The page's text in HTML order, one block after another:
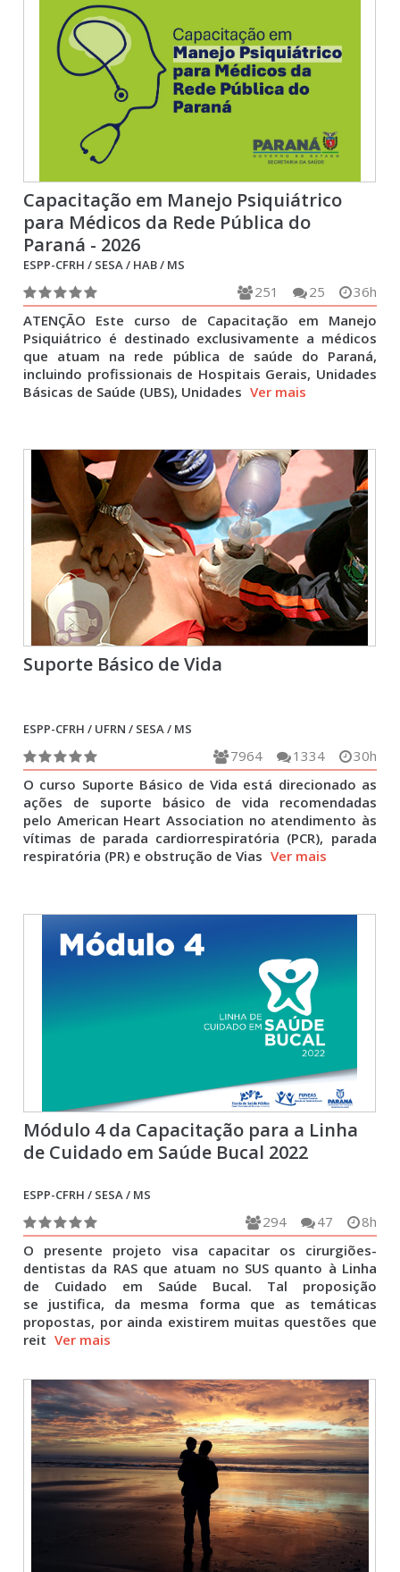
Capacitação em Manejo Psiquiátrico
para Médicos da Rede Pública do
Paraná - 2026
ESPP-CFRH / SESA / HAB / MS
36h
25
251
ATENÇÃO Este curso de Capacitação em Manejo
Psiquiátrico é destinado exclusivamente a médicos
que atuam na rede pública de saúde do Paraná,
incluindo profissionais de Hospitais Gerais, Unidades
Básicas de Saúde (UBS), Unidades Ver mais
Suporte Básico de Vida
ESPP-CFRH / UFRN / SESA / MS
30h
1334
7964
O curso Suporte Básico de Vida está direcionado as
ações de suporte básico de vida recomendadas
pelo American Heart Association no atendimento às
vítimas de parada cardiorrespiratória (PCR), parada
respiratória (PR) e obstrução de Vias Ver mais
Módulo 4 da Capacitação para a Linha
de Cuidado em Saúde Bucal 2022
ESPP-CFRH / SESA / MS
8h
47
294
O presente projeto visa capacitar os cirurgiões-
dentistas da RAS que atuam no SUS quanto à Linha
de Cuidado em Saúde Bucal. Tal proposição
se justifica, da mesma forma que as temáticas
propostas, por ainda existirem muitas questões que
reit Ver mais